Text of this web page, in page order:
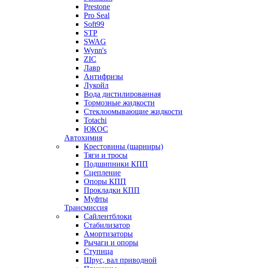
Prestone
Pro Seal
Soft99
STP
SWAG
Wynn's
ZIC
Лавр
Антифризы
Лукойл
Вода дистилированная
Тормозные жидкости
Стеклоомывающие жидкости
Totachi
ЮКОС
Автохимия
Крестовины (шарниры)
Тяги и тросы
Подшипники КПП
Сцепление
Опоры КПП
Прокладки КПП
Муфты
Трансмиссия
Сайлентблоки
Стабилизатор
Амортизаторы
Рычаги и опоры
Ступица
Шрус, вал приводной